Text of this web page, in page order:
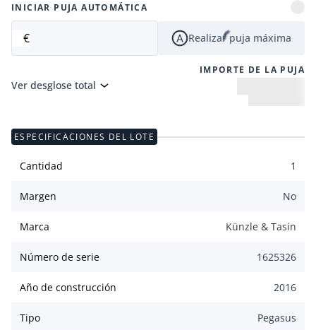
INICIAR PUJA AUTOMÁTICA
€ Realizar puja máxima
IMPORTE DE LA PUJA
Ver desglose total
ESPECIFICACIONES DEL LOTE
Cantidad 1
Margen No
Marca Künzle & Tasin
Número de serie 1625326
Año de construcción 2016
Tipo Pegasus